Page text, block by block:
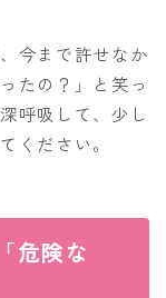
今まで許せなか
たの？」と笑っ
呼吸して、少し
ください。
危険な